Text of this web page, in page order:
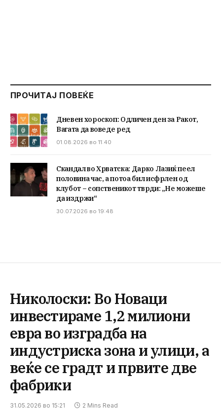
ПРОЧИТАЈ ПОВЕЌЕ
Дневен хороскоп: Одличен ден за Ракот,
Вагата да воведе ред
01.08.2026 во 11:40
Скандал во Хрватска: Дарко Лазиќ пеел
половина час, а потоа бил исфрлен од
клубот – сопственикот тврди: „Не можеше
да издржи“
30.07.2026 во 19:48
Николоски: Во Новаци
инвестираме 1,2 милиони
евра во изградба на
индустриска зона и улици, а
веќе се градт и првите две
фабрики
31.05.2026 во 15:21 2 Mins Read